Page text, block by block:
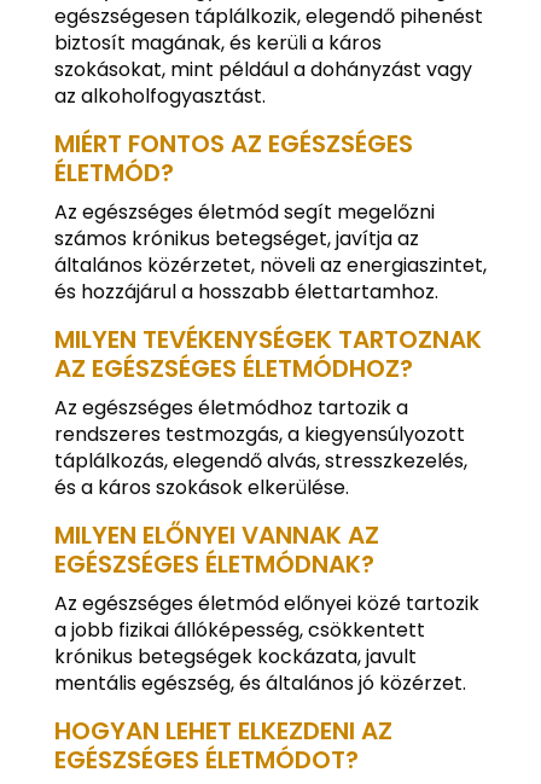
egészségesen táplálkozik, elegendő pihenést
biztosít magának, és kerüli a káros
szokásokat, mint például a dohányzást vagy
az alkoholfogyasztást.
MIÉRT FONTOS AZ EGÉSZSÉGES
ÉLETMÓD?
Az egészséges életmód segít megelőzni
számos krónikus betegséget, javítja az
általános közérzetet, növeli az energiaszintet,
és hozzájárul a hosszabb élettartamhoz.
MILYEN TEVÉKENYSÉGEK TARTOZNAK
AZ EGÉSZSÉGES ÉLETMÓDHOZ?
Az egészséges életmódhoz tartozik a
rendszeres testmozgás, a kiegyensúlyozott
táplálkozás, elegendő alvás, stresszkezelés,
és a káros szokások elkerülése.
MILYEN ELŐNYEI VANNAK AZ
EGÉSZSÉGES ÉLETMÓDNAK?
Az egészséges életmód előnyei közé tartozik
a jobb fizikai állóképesség, csökkentett
krónikus betegségek kockázata, javult
mentális egészség, és általános jó közérzet.
HOGYAN LEHET ELKEZDENI AZ
EGÉSZSÉGES ÉLETMÓDOT?